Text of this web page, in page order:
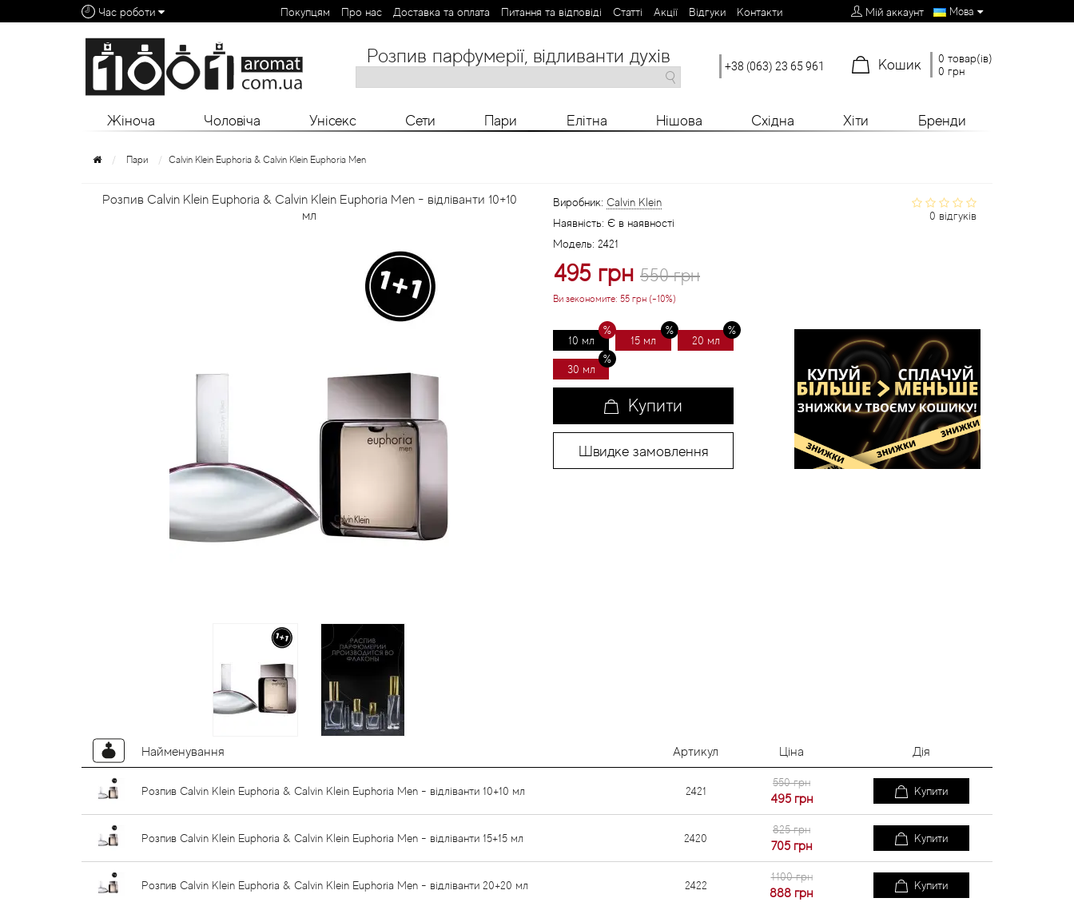
Час роботи Покупцям Про нас Доставка та оплата Питання та відповіді Статті Aкції Відгуки Контакти Мій аккаунт Мова
Алфавітний покажчик: 0 - 9 A B C D F G H M N O P R S T V X Y Z
Розпив парфумерії, відливанти духів +38 (063) 23 65 961 Кошик
0 товар(ів)
0 грн
Жіноча Чоловіча Унісекс Сети Пари Елітна Нішова Східна Хіти Бренди
Пари Calvin Klein Euphoria & Calvin Klein Euphoria Men
Розпив Calvin Klein Euphoria & Calvin Klein Euphoria Men - відліванти 10+10
мл
0 відгуків
Виробник: Calvin Klein
Наявність: Є в наявності
Модель: 2421
495 грн 550 грн
Ви зекономите: 55 грн (-10%)
10 мл 15 мл 20 мл
30 мл
Купити
Швидке замовлення
Найменування Артикул Ціна Дія
Розпив Calvin Klein Euphoria & Calvin Klein Euphoria Men - відліванти 10+10 мл 2421
550 грн
495 грн
Купити
Розпив Calvin Klein Euphoria & Calvin Klein Euphoria Men - відліванти 15+15 мл 2420
825 грн
705 грн
Купити
Розпив Calvin Klein Euphoria & Calvin Klein Euphoria Men - відліванти 20+20 мл 2422
1100 грн
888 грн
Купити